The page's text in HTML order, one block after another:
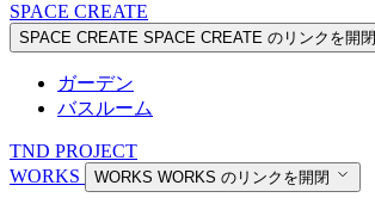
SPACE CREATE
SPACE CREATE SPACE CREATE のリンクを開閉
ガーデン
バスルーム
TND PROJECT
WORKS
WORKS WORKS のリンクを開閉